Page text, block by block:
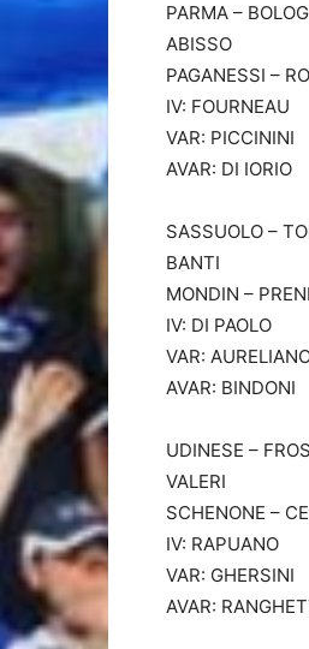
PARMA –
ABISSO
PAGANESSI –
IV: FOURNEAU
VAR: PICCININI
AVAR: DI IORIO
SASSUOLO –
BANTI
MONDIN –
IV: DI PAOLO
VAR:
AVAR: BINDONI
UDINESE –
VALERI
SCHENONE –
IV: RAPUANO
VAR: GHERSINI
AVAR: